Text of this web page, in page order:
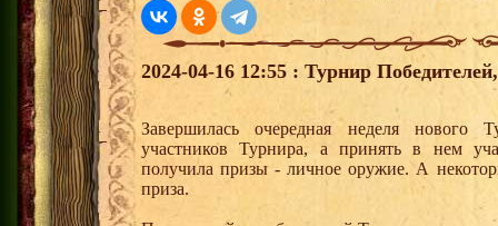
2024-04-16 12:55 : Турнир
Завершилась очередная неделя нового
участников Турнира, а принять в нем
получила призы - личное оружие. А
приза.